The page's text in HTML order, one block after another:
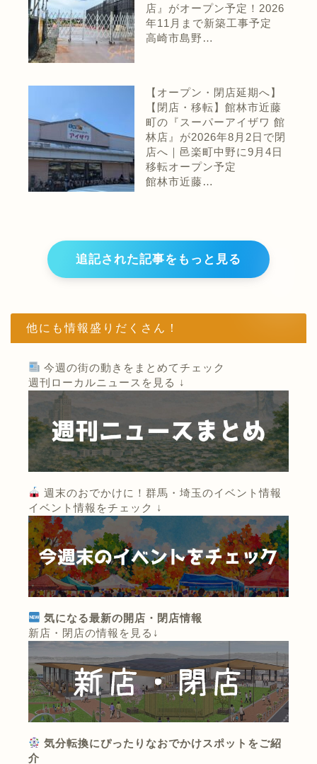
店』がオープン予定！2026
年11月まで新築工事予定
高崎市島野…
【オープン・閉店延期へ】
【閉店・移転】館林市近藤
町の『スーパーアイザワ 館
林店』が2026年8月2日で閉
店へ｜邑楽町中野に9月4日
移転オープン予定
館林市近藤…
追記された記事をもっと見る
他にも情報盛りだくさん！
今週の街の動きをまとめてチェック
週刊ローカルニュースを見る ↓
週末のおでかけに！群馬・埼玉のイベント情報
イベント情報をチェック ↓
気になる最新の開店・閉店情報
新店・閉店の情報を見る↓
気分転換にぴったりなおでかけスポットをご紹
介